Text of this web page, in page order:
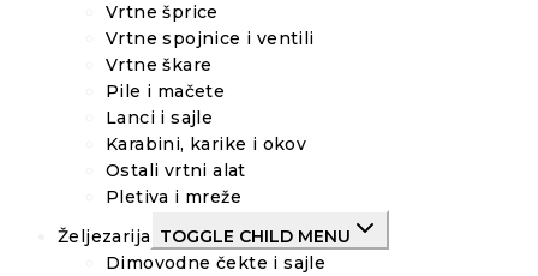
Vrtne šprice
Vrtne spojnice i ventili
Vrtne škare
Pile i mačete
Lanci i sajle
Karabini, karike i okov
Ostali vrtni alat
Pletiva i mreže
Željezarija TOGGLE CHILD MENU
Dimovodne čekte i sajle